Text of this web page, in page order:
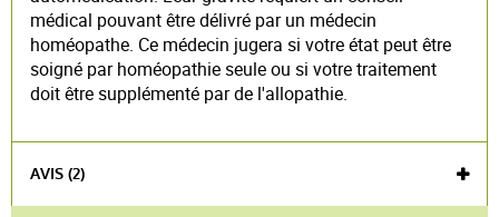
médical pouvant être délivré par un médecin
homéopathe. Ce médecin jugera si votre état peut être
soigné par homéopathie seule ou si votre traitement
doit être supplémenté par de l'allopathie.
AVIS (2)